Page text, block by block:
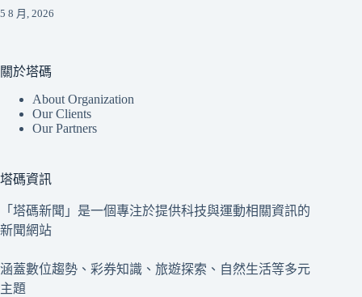
5 8 月, 2026
關於塔碼
About Organization
Our Clients
Our Partners
塔碼資訊
「塔碼新聞」是一個專注於提供科技與運動相關資訊的
新聞網站
涵蓋數位趨勢、彩券知識、旅遊探索、自然生活等多元
主題